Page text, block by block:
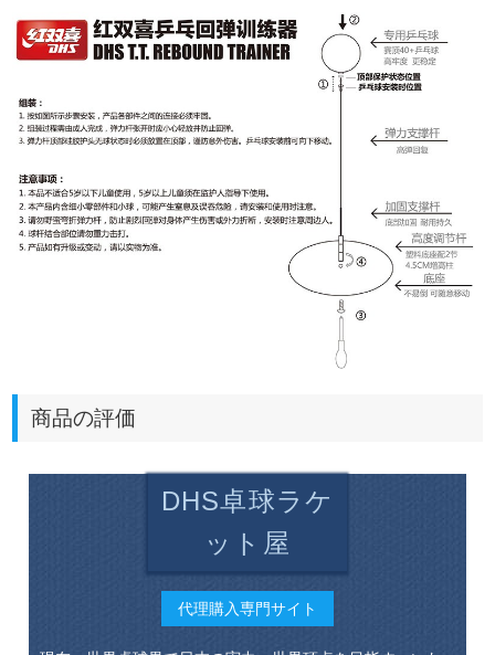
商品の評価
DHS卓球ラケ
ット屋
代理購入専門サイト